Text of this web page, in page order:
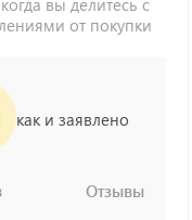
вы делитесь с
от покупки
как и заявлено
Отзывы